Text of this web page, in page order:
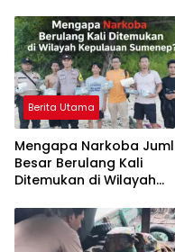
Berita Utama
Mengapa Narkoba
Besar Berulang Kali
Ditemukan di Wilayah